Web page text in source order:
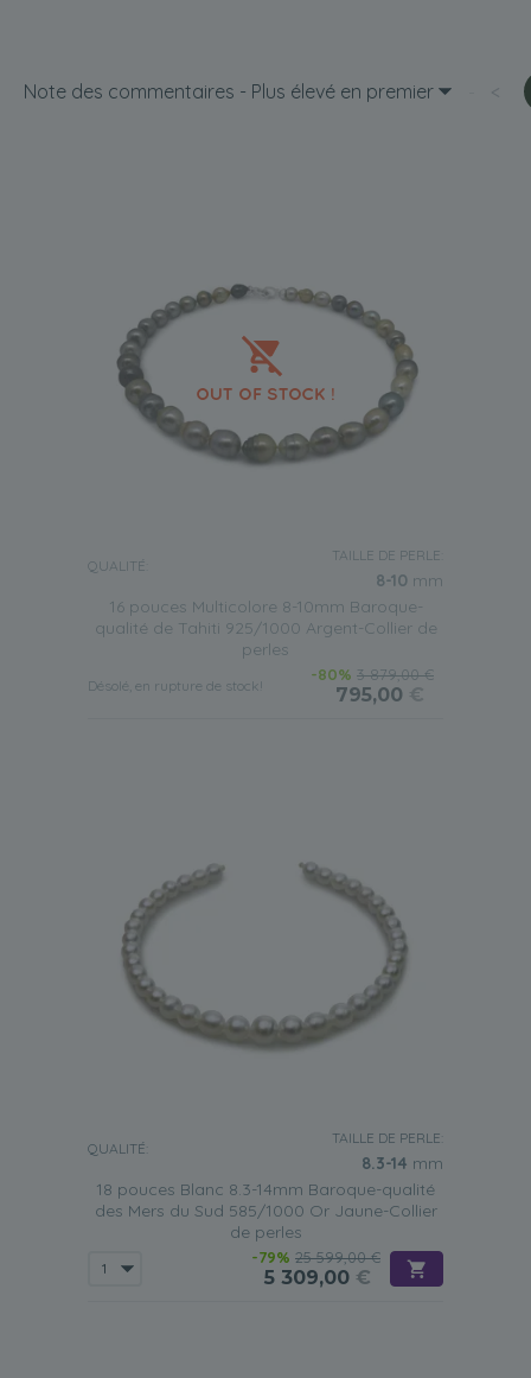
Note des commentaires - Plus élevé en premier
QUALITÉ:
TAILLE DE PERLE:
8-10 mm
16 pouces Multicolore 8-10mm Baroque-
qualité de Tahiti 925/1000 Argent-Collier de
perles
Désolé, en rupture de stock!
-80% 3 879,00 €
795,00 €
QUALITÉ:
TAILLE DE PERLE:
8.3-14 mm
18 pouces Blanc 8.3-14mm Baroque-qualité
des Mers du Sud 585/1000 Or Jaune-Collier
de perles
-79% 25 599,00 €
5 309,00 €